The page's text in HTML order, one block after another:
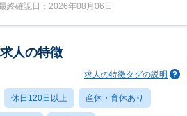
確認日：2026年08月06日
求人の特徴
求人の特徴タグの説明
休日120日以上 産休・育休あり